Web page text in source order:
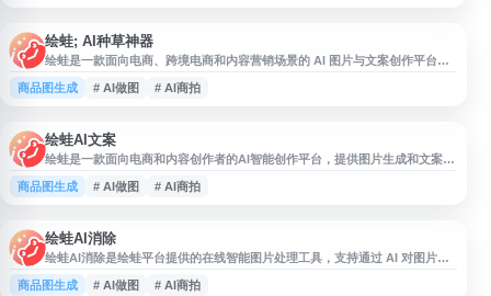
绘蛙; AI种草神器
绘蛙是一款面向电商、跨境电商和内容营销场景的 AI 图片与文案创作平台，
提供 AI 商拍、虚拟模特、商品模型训练、换装、换脸、换背景、高清修复、
智能消除等功能。用户可用于生成商品主图、小红书种草图文、穿搭文案和视
商品图生成 # AI做图 # AI商拍
绘蛙AI文案
绘蛙是一款面向电商和内容创作者的AI智能创作平台，提供图片生成和文案撰
写功能。平台支持AI商拍图生成、虚拟模特替换、商品主图制作等视觉内容服
务，用户可训练专属商品模型和模特模型，适用于跨境电商、国内电商等场
装、换脸、高清修复等
商品图生成 # AI做图 # AI商拍
绘蛙AI消除
绘蛙AI消除是绘蛙平台提供的在线智能图片处理工具，支持通过 AI 对图片中
的指定区域进行消除、重绘和内容修改，可用于商品图优化、电商主图处理、
小红书配图制作等场景。平台还提供 AI商拍、虚拟模特、AI换装、换背景、
商品图生成 # AI做图 # AI商拍